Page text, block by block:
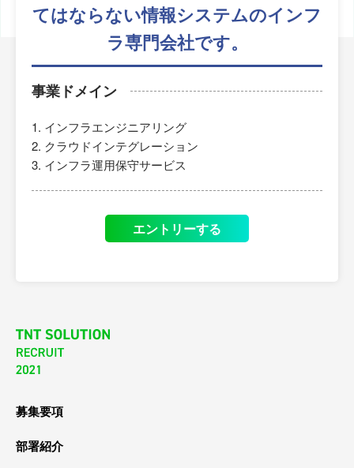
てはならない情報システムのインフ
ラ専門会社です。
事業ドメイン
インフラエンジニアリング
クラウドインテグレーション
インフラ運用保守サービス
エントリーする
募集要項
部署紹介